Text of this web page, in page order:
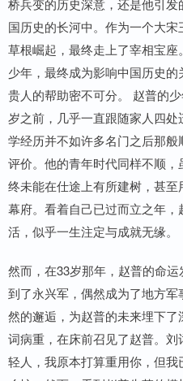
桥兵变的历史深意，还是他引
国历史的长河中。作为一个大
草根崛起，最终走上了宰相宝
少年，最终成为影响中国历史
贵人的帮助密不可分。 赵普的
岁之前，几乎一直跟随家人四
学经历并不如许多名门之后那
评价。他的青年时代同样不顺
终未能在仕途上有所建树，甚
幕府。看着自己已过而立之年
活，似乎一生注定与成就无缘。
然而，在33岁那年，赵普的命
到了永兴军，偶然成为了地方
然的邂逅，为赵普的未来埋下
词病重，在床前召见了赵普。
轻人，我原本打算重用你，但